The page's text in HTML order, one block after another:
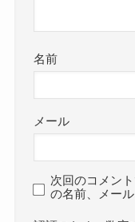
名前
メール
次回のコメン
の名前、メー